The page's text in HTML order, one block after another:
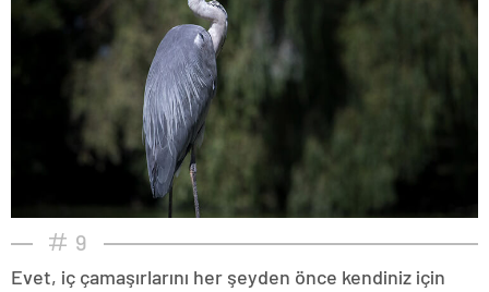
9
Evet, iç çamaşırlarını her şeyden önce kendiniz için